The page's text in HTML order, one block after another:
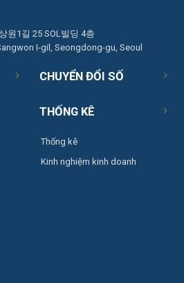
원1길 25 SOL빌딩 4층
I-gil, Seongdong-gu, Seoul
CHUYỂN ĐỔI SỐ
THỐNG KÊ
Thống kê
Kinh nghiệm kinh doanh